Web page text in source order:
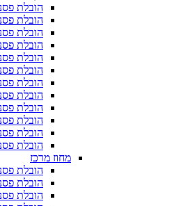
הובלת
הובלת
הובלת
הובלת
הובלת
הובלת
הובלת
הובלת
הובלת
הובלת
הובלת
הובלת
מחוז מרכז
הובלת
הובלת
הובלת